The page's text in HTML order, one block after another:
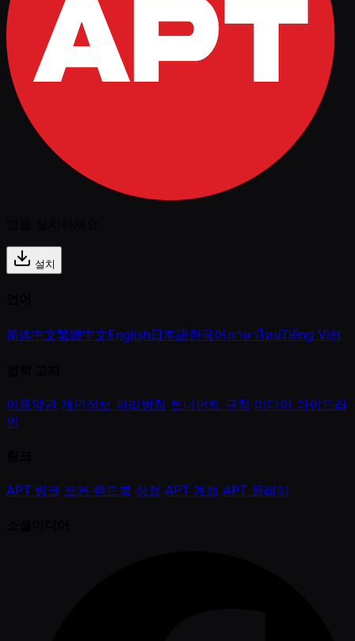
설치
简体中文繁體中文English日本語한국어ภาษาไทยTiếng Việt
이용약관 개인정보 처리방침 토너먼트 규칙 미디어 가이드라
인
APT 링크 포커 핸드북 상점 APT 계정 APT 플레이